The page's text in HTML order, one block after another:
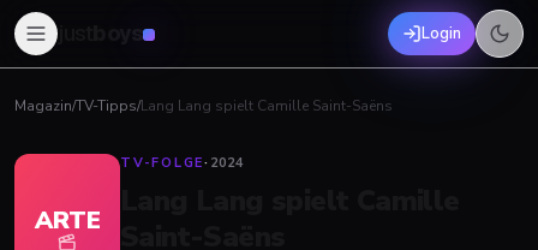
boys Login
Magazin/TV-Tipps/Lang Lang spielt Camille Saint-Saëns
ARTE
TV-FOLGE· 2024